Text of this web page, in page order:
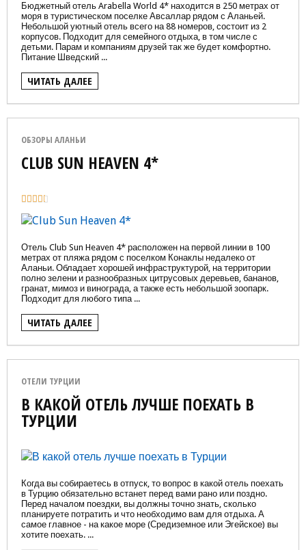
Бюджетный отель Arabella World 4* находится в 250 метрах от
моря в туристическом поселке Авсаллар рядом с Аланьей.
Небольшой уютный отель всего на 88 номеров, состоит из 2
корпусов. Подходит для семейного отдыха, в том числе с
детьми. Парам и компаниям друзей так же будет комфортно.
Питание Шведский ...
ЧИТАТЬ ДАЛЕЕ
ОБЗОРЫ АЛАНЬИ
CLUB SUN HEAVEN 4*
Отель Club Sun Heaven 4* расположен на первой линии в 100
метрах от пляжа рядом с поселком Конаклы недалеко от
Аланьи. Обладает хорошей инфраструктурой, на территории
полно зелени и разнообразных цитрусовых деревьев, бананов,
гранат, мимоз и винограда, а также есть небольшой зоопарк.
Подходит для любого типа ...
ЧИТАТЬ ДАЛЕЕ
ОТЕЛИ ТУРЦИИ
В КАКОЙ ОТЕЛЬ ЛУЧШЕ ПОЕХАТЬ В
ТУРЦИИ
Когда вы собираетесь в отпуск, то вопрос в какой отель поехать
в Турцию обязательно встанет перед вами рано или поздно.
Перед началом поездки, вы должны точно знать, сколько
планируете потратить и что необходимо вам для отдыха. А
самое главное - на какое море (Средиземное или Эгейское) вы
хотите поехать. ...